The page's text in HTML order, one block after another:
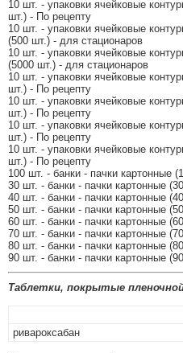
10 шт. - упаковки ячейковые
шт.) - По рецепту
10 шт. - упаковки ячейковые
(500 шт.) - для стационаров
10 шт. - упаковки ячейковые
(5000 шт.) - для стационаров
10 шт. - упаковки ячейковые
шт.) - По рецепту
10 шт. - упаковки ячейковые
шт.) - По рецепту
10 шт. - упаковки ячейковые
шт.) - По рецепту
10 шт. - упаковки ячейковые
шт.) - По рецепту
100 шт. - банки - пачки картонные
30 шт. - банки - пачки картонные
40 шт. - банки - пачки картонные
50 шт. - банки - пачки картонные
60 шт. - банки - пачки картонные
70 шт. - банки - пачки картонные
80 шт. - банки - пачки картонные
90 шт. - банки - пачки картонные
Таблетки, покрытые
ривароксабан